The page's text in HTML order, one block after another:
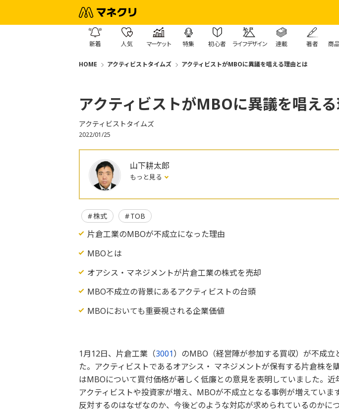
新着 人気 マーケット 特集 初心者 ライフデザイン 連載 著者 商
HOME アクティビストタイムズ アクティビストがMBOに異議を唱える理由とは
アクティビストがMBOに異議を唱え
アクティビストタイムズ
2022/01/25
山下耕太郎
もっと見る
株式 TOB
片倉工業のMBOが不成立になった理由
MBOとは
オアシス・マネジメントが片倉工業の株式を売却
MBO不成立の背景にあるアクティビストの台頭
MBOにおいても重要視される企業価値
1月12日、片倉工業（3001）のMBO（経営陣が参加する買収）が不成立
た。アクティビストであるオアシス・ マネジメントが保有する片倉株を
はMBOについて買付価格が著しく低廉との意見を表明していました。
アクティビストや投資家が増え、MBOが不成立となる事例が増えていま
反対するのはなぜなのか、今後どのような対応が求められているのかに